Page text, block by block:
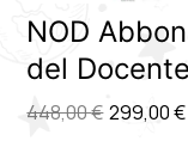
NOD
del
448,00€ 299,00€